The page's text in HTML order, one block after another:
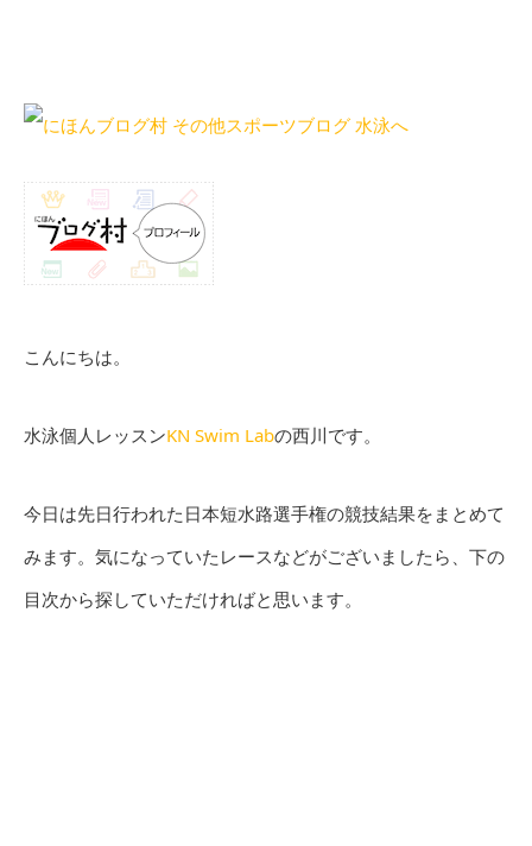
こんにちは。
水泳個人レッスンKN Swim Labの西川です。
今日は先日行われた日本短水路選手権の競技結果をまとめて
みます。気になっていたレースなどがございましたら、下の
目次から探していただければと思います。